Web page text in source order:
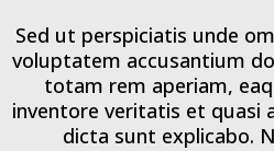
Sed ut perspiciatis unde
voluptatem accusantium
totam rem aperiam,
inventore veritatis et quasi
dicta sunt explicabo.